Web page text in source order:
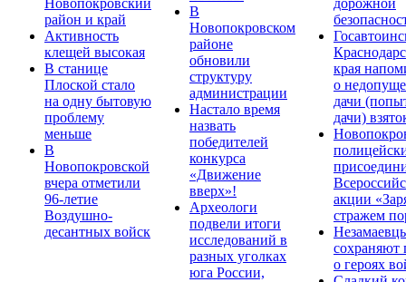
район и край
Активность
клещей высокая
В станице
Плоской стало
на одну бытовую
проблему
меньше
В
Новопокровской
вчера отметили
96-летие
Воздушно-
десантных войск
В
Новопокровском
районе
обновили
структуру
администрации
Настало время
назвать
победителей
конкурса
«Движение
вверх»!
Археологи
подвели итоги
исследований в
разных уголках
юга России,
края
о
дачи
дачи)
акции
стражем
сохраняют
о героях